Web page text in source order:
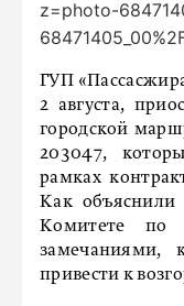
z=photo-
ГУП
2 августа,
городской
203047,
рамках
Как объяснили
Комитете по
замечаниями,
привести к